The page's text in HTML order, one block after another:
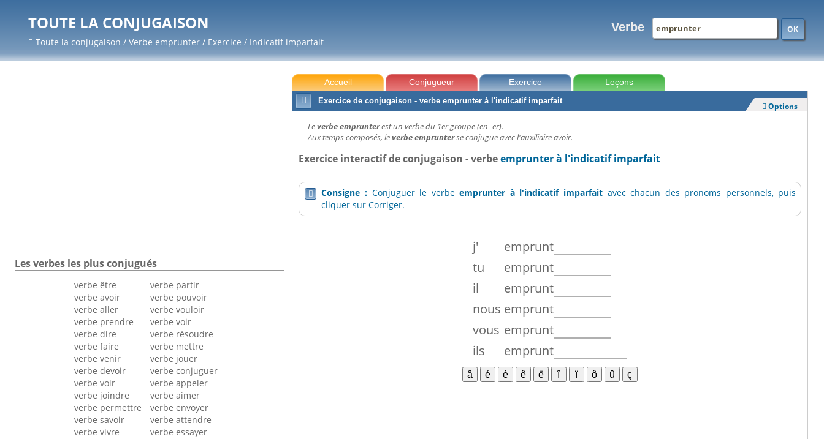
TOUTE LA CONJUGAISON
Toute la conjugaison / Verbe emprunter / Exercice / Indicatif imparfait
Verbe OK
Accueil Conjugueur Exercice
Leçons

Exercice de conjugaison - verbe emprunter à l'indicatif imparfait
 Options
Leverbe emprunterest un verbe du 1er groupe (en -er).
Aux temps composés, leverbe emprunterse conjugue avec l'auxiliaire avoir.
Exercice interactif de conjugaison - verbeemprunter à l'indicatif imparfait
 Consigne : Conjuguer le verbeemprunter à l'indicatif imparfait avec chacun des pronoms personnels, puis
cliquer sur Corriger.
j'
emprunt
tu
emprunt
il
emprunt
nous emprunt
vous emprunt
ils
emprunt
Les verbes les plus conjugués
verbe être
verbe avoir
verbe aller
verbe prendre
verbe dire
verbe faire
verbe venir
verbe devoir
verbe voir
verbe joindre
verbe permettre
verbe savoir
verbe vivre
verbe partir
verbe pouvoir
verbe vouloir
verbe voir
verbe résoudre
verbe mettre
verbe jouer
verbe conjuguer
verbe appeler
verbe aimer
verbe envoyer
verbe attendre
verbe essayer